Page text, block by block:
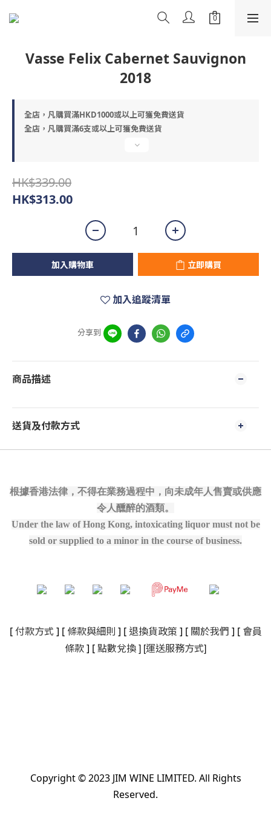
Vasse Felix Cabernet Sauvignon
2018
全店，凡購買滿HKD1000或以上可獲免費送貨
全店，凡購買滿6支或以上可獲免費送貨
HK$339.00
HK$313.00
加入購物車 立即購買
加入追蹤清單
分享到
商品描述
送貨及付款方式
根據香港法律，不得在業務過程中，向未成年人售賣或供應
令人醺醉的酒類。
Under the law of Hong Kong, intoxicating liquor must not be
sold or supplied to a minor in the course of business.
[ 付款方式 ] [ 條款與細則 ] [ 退換貨政策 ] [ 關於我們 ] [ 會員
條款] [點數兌換] [運送服務方式]
Copyright © 2023 JIM WINE LIMITED. All Rights
Reserved.